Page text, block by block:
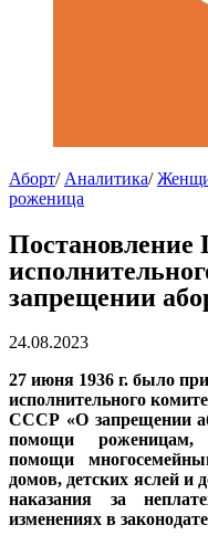
Аборт/ Аналитика/
роженица
Постановление
запрещении
24.08.2023
27 июня 1936 г. было
исполнительного
СССР «О запрещении
помощи роженицам,
помощи
домов, детских яслей и
наказания за
изменениях в